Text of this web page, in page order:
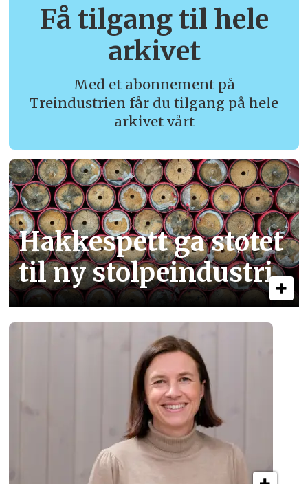
Få tilgang til hele
arkivet
Med et abonnement på
Treindustrien får du tilgang på hele
arkivet vårt
Hakkespett ga støtet
til ny stolpe­industri